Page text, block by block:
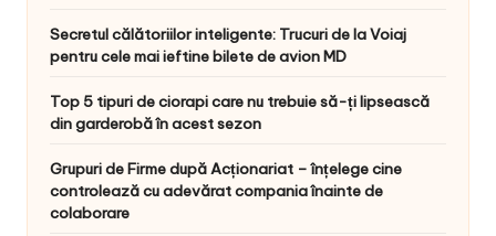
Secretul călătoriilor inteligente: Trucuri de la Voiaj
pentru cele mai ieftine bilete de avion MD
Top 5 tipuri de ciorapi care nu trebuie să-ți lipsească
din garderobă în acest sezon
Grupuri de Firme după Acționariat – înțelege cine
controlează cu adevărat compania înainte de
colaborare